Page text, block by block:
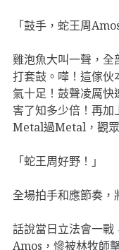
「鼓手，蛇王周
雞泡魚大叫一聲，
打套鼓。嘩！這傢伙
氣十足！鼓聲凌厲
害了知多少倍！再
Metal過Metal，觀
「蛇王周好野！」
全場拍手和應節奏，
話說當日立法會一戰
Amos，慘被林牧師